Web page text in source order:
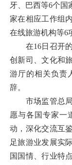
牙、巴西等6个国
家在相应工作组
在线旅游机构等6
在16日召开的
创新司、文化和
游厅的相关负责
辞。
市场监管总局
愿与各国专家一
动，深化交流互
足旅游业发展实
国国情、行业特